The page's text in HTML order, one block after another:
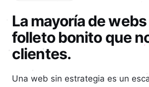
La mayoría de
folleto bonito que
clientes.
Una web sin estrategia es un